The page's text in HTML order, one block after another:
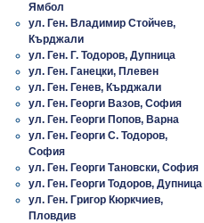
Ямбол
ул. Ген. Владимир Стойчев,
Кърджали
ул. Ген. Г. Тодоров, Дупница
ул. Ген. Ганецки, Плевен
ул. Ген. Генев, Кърджали
ул. Ген. Георги Вазов, София
ул. Ген. Георги Попов, Варна
ул. Ген. Георги С. Тодоров,
София
ул. Ген. Георги Тановски, София
ул. Ген. Георги Тодоров, Дупница
ул. Ген. Григор Кюркчиев,
Пловдив